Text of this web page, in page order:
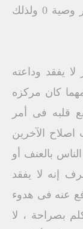
البعض إنما يمرر الأمور مادامت لا تكسر وصية 0 ولذلك
لا يفقد وداعته
كان مركزه
قلبه فى أمر
اصلاح الآخرين
بالعنف أو
إنه لا يفقد
عنه فى هدوء
بصراحة ، لا